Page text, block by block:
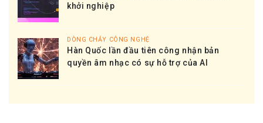
khởi nghiệp
DÒNG CHẢY CÔNG NGHỆ
Hàn Quốc lần đầu tiên công nhận bản
quyền âm nhạc có sự hỗ trợ của AI